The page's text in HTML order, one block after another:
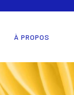
À PROPOS